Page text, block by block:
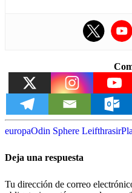
europaOdin Sphere Leifthrasir
Deja una respuesta
Tu dirección de correo